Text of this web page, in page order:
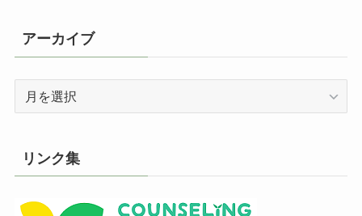
アーカイブ
イ
リンク集